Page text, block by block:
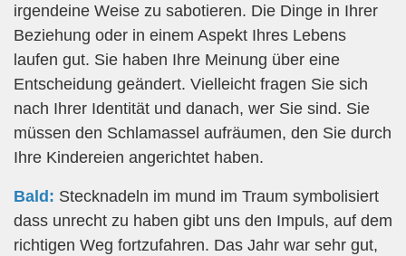
irgendeine Weise zu sabotieren. Die Dinge in Ihrer
Beziehung oder in einem Aspekt Ihres Lebens
laufen gut. Sie haben Ihre Meinung über eine
Entscheidung geändert. Vielleicht fragen Sie sich
nach Ihrer Identität und danach, wer Sie sind. Sie
müssen den Schlamassel aufräumen, den Sie durch
Ihre Kindereien angerichtet haben.
Bald: Stecknadeln im mund im Traum symbolisiert
dass unrecht zu haben gibt uns den Impuls, auf dem
richtigen Weg fortzufahren. Das Jahr war sehr gut,